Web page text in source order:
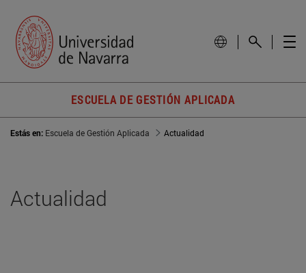
ESCUELA DE GESTIÓN APLICADA
Estás en: Escuela de Gestión Aplicada Actualidad
Actualidad